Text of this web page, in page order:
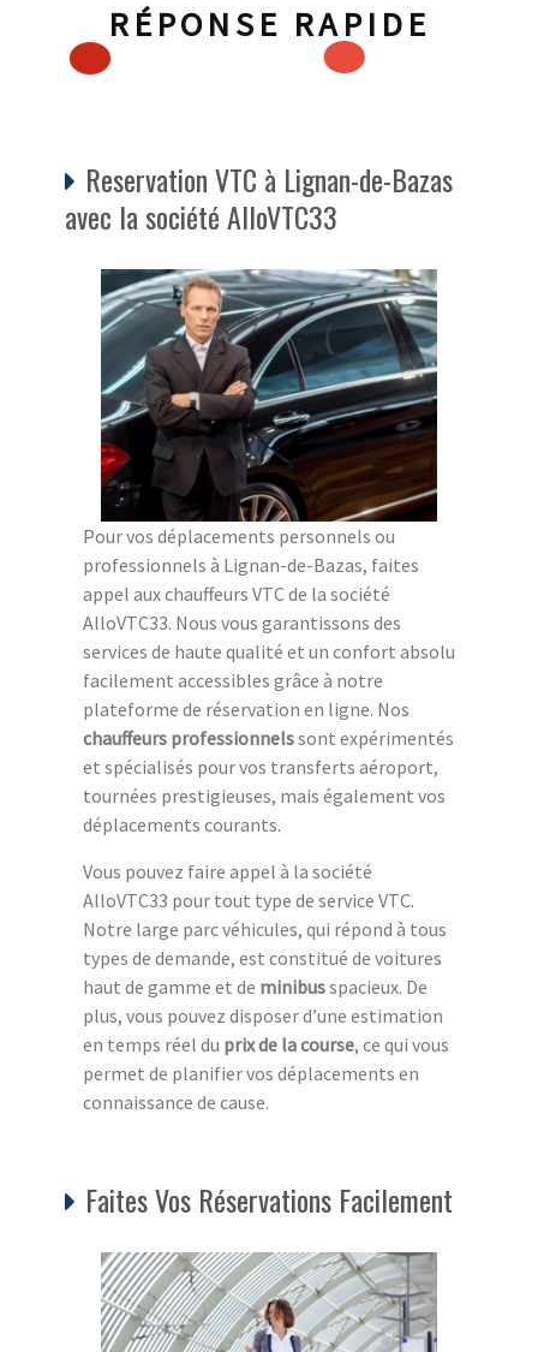
RÉPONSE RAPIDE
Reservation VTC à Lignan-de-Bazas
avec la société AlloVTC33
Pour vos déplacements personnels ou
professionnels à Lignan-de-Bazas, faites
appel aux chauffeurs VTC de la société
AlloVTC33. Nous vous garantissons des
services de haute qualité et un confort absolu
facilement accessibles grâce à notre
plateforme de réservation en ligne. Nos
chauffeurs professionnelssont expérimentés
et spécialisés pour vos transferts aéroport,
tournées prestigieuses, mais également vos
déplacements courants.
Vous pouvez faire appel à la société
AlloVTC33 pour tout type de service VTC.
Notre large parc véhicules, qui répond à tous
types de demande, est constitué de voitures
haut de gamme et de minibusspacieux. De
plus, vous pouvez disposer d’une estimation
en temps réel du prix de la course, ce qui vous
permet de planifier vos déplacements en
connaissance de cause.
Faites Vos Réservations Facilement